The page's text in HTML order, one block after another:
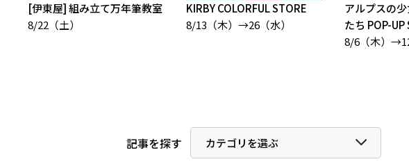
[伊東屋] 組み立て万年筆教室
8/22（土）
KIRBY COLORFUL STORE
8/13（木）→26（水）
アルプスの
たち POP-UP
8/6（木）
記事を探す カテゴリを選ぶ